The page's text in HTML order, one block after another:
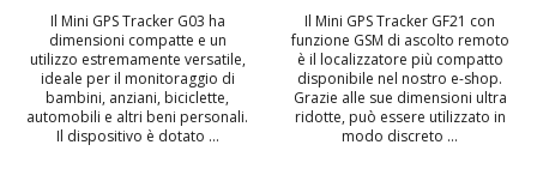
Il Mini GPS Tracker G03 ha
dimensioni compatte e un
utilizzo estremamente versatile,
ideale per il monitoraggio di
bambini, anziani, biciclette,
automobili e altri beni personali.
Il dispositivo è dotato ...
Il Mini GPS Tracker GF21 con
funzione GSM di ascolto remoto
è il localizzatore più compatto
disponibile nel nostro e-shop.
Grazie alle sue dimensioni ultra
ridotte, può essere utilizzato in
modo discreto ...